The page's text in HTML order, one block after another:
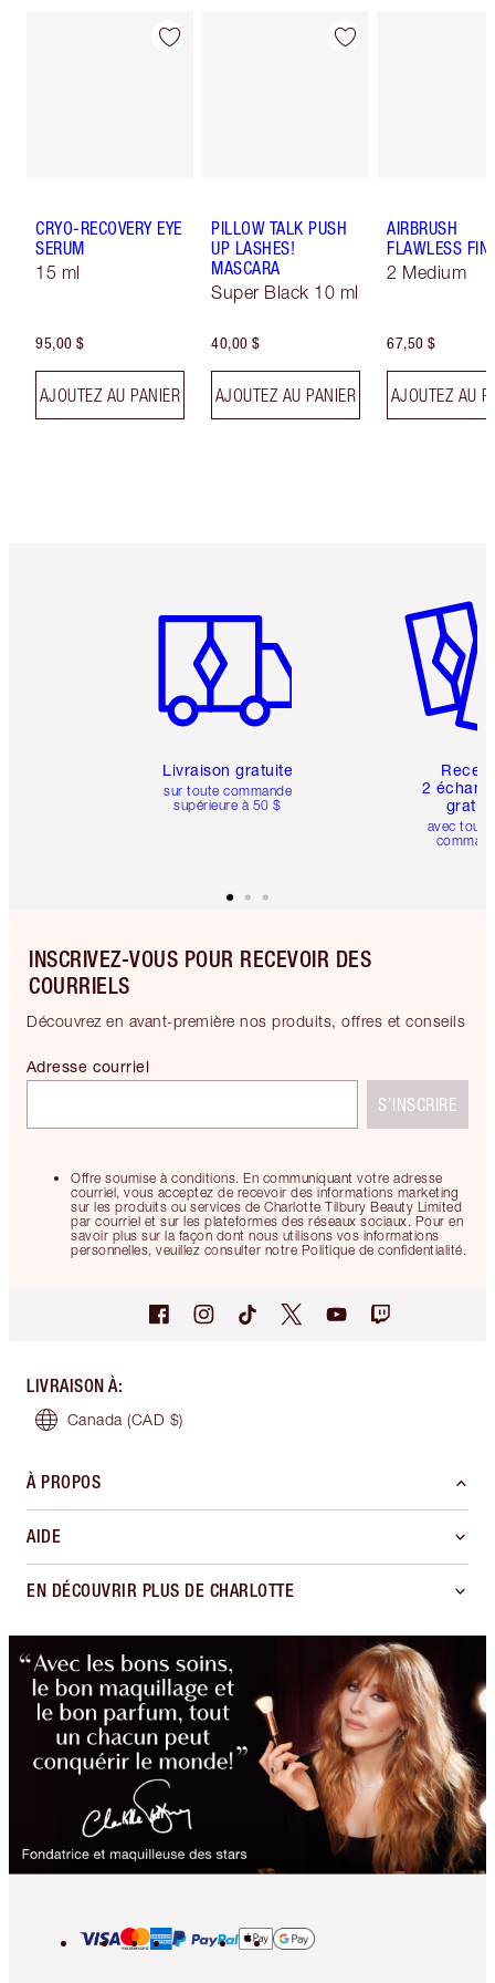
CRYO-RECOVERY EYE
SERUM
15 ml
95,00 $
AJOUTEZ AU PANIER
PILLOW TALK PUSH
UP LASHES!
MASCARA
Super Black 10 ml
40,00 $
AJOUTEZ AU PANIER
AIRBRUSH
FLAWLESS
2 Medium
67,50 $
AJOUTEZ AU
Livraison gratuite
sur toute commande
supérieure à 50 $
2
avec
INSCRIVEZ-VOUS POUR RECEVOIR DES
COURRIELS
Découvrez en avant-première nos produits, offres et conseils
Offre soumise à conditions. En communiquant votre adresse
courriel, vous acceptez de recevoir des informations marketing
sur les produits ou services de Charlotte Tilbury Beauty Limited
par courriel et sur les plateformes des réseaux sociaux. Pour en
savoir plus sur la façon dont nous utilisons vos informations
personnelles, veuillez consulter notre Politique de confidentialité.
Adresse courriel
S’INSCRIRE
LIVRAISON À:
Canada (CAD $)
À PROPOS
AIDE
EN DÉCOUVRIR PLUS DE CHARLOTTE